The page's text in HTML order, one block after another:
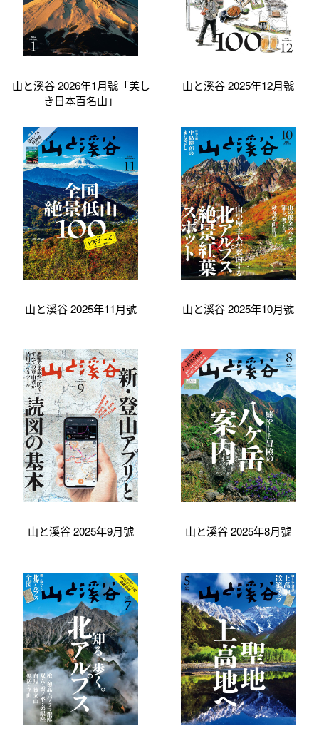
山と溪谷 2026年1月號「美し
き日本百名山」
山と溪谷 2025年12月號
山と溪谷 2025年11月號 山と溪谷 2025年10月號
山と溪谷 2025年9月號 山と溪谷 2025年8月號